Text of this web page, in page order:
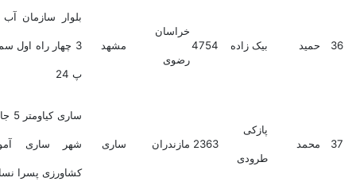
حمید بیک زاده 4754
خراسان
بلوار سازمان آب صادقی
3 چهار راه اول سمت چپ
محمد مازندران ساری
ساری کیاومتر 5 جاده قائم
شهر ساری آموزشکده
کشاورزی پسرا نساری